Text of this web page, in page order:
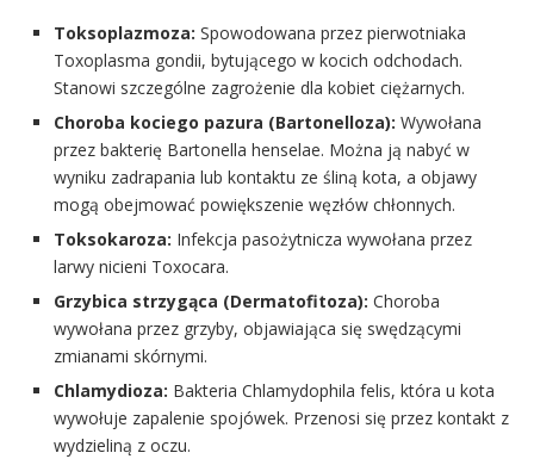
Toksoplazmoza: Spowodowana przez pierwotniaka
Toxoplasma gondii, bytującego w kocich odchodach.
Stanowi szczególne zagrożenie dla kobiet ciężarnych.
Choroba kociego pazura (Bartonelloza): Wywołana
przez bakterię Bartonella henselae. Można ją nabyć w
wyniku zadrapania lub kontaktu ze śliną kota, a objawy
mogą obejmować powiększenie węzłów chłonnych.
Toksokaroza: Infekcja pasożytnicza wywołana przez
larwy nicieni Toxocara.
Grzybica strzygąca (Dermatofitoza): Choroba
wywołana przez grzyby, objawiająca się swędzącymi
zmianami skórnymi.
Chlamydioza: Bakteria Chlamydophila felis, która u kota
wywołuje zapalenie spojówek. Przenosi się przez kontakt z
wydzieliną z oczu.